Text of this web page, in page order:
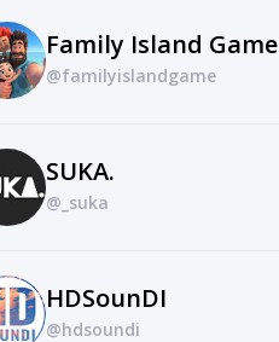
Family Island Game
@familyislandgame
SUKA.
@_suka
HDSounDI
@hdsoundi